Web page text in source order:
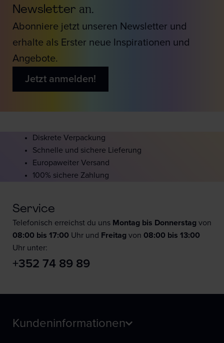
Newsletter an.
Abonniere jetzt unseren Newsletter und
erhalte als Erster neue Inspirationen und
Angebote.
Jetzt anmelden!
Diskrete Verpackung
Schnelle und sichere Lieferung
Europaweiter Versand
100% sichere Zahlung
Service
Telefonisch erreichst du uns Montag bis Donnerstag von
08:00 bis 17:00 Uhr und Freitag von 08:00 bis 13:00
Uhr unter:
+352 74 89 89
Kundeninformationen